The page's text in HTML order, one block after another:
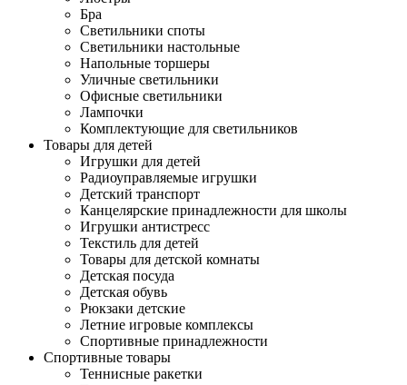
Бра
Светильники споты
Светильники настольные
Напольные торшеры
Уличные светильники
Офисные светильники
Лампочки
Комплектующие для светильников
Товары для детей
Игрушки для детей
Радиоуправляемые игрушки
Детский транспорт
Канцелярские принадлежности для школы
Игрушки антистресс
Текстиль для детей
Товары для детской комнаты
Детская посуда
Детская обувь
Рюкзаки детские
Летние игровые комплексы
Спортивные принадлежности
Спортивные товары
Теннисные ракетки